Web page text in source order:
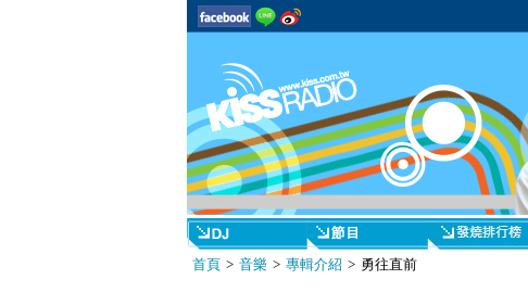
首頁> 音樂> 專輯介紹 > 勇往直前